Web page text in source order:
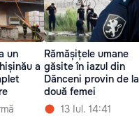
un
a
Rămășițele umane
găsite în iazul din
Dănceni provin de la
două femei
13 Iul. 14:41